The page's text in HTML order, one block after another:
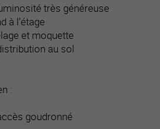
très généreuse
à l’étage
et moquette
au sol
:
goudronné